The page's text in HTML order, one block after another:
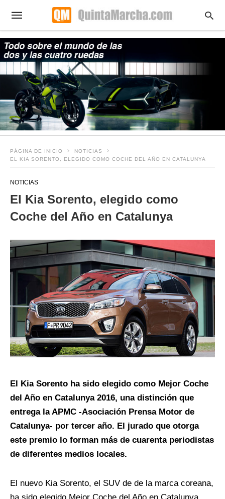
PÁGINA DE INICIO
NOTICIAS
EL KIA SORENTO, ELEGIDO COMO COCHE DEL AÑO EN CATALUNYA
NOTICIAS
El Kia Sorento, elegido como
Coche del Año en Catalunya
El Kia Sorento ha sido elegido como Mejor Coche
del Año en Catalunya 2016, una distinción que
entrega la APMC -Asociación Prensa Motor de
Catalunya- por tercer año. El jurado que otorga
este premio lo forman más de cuarenta periodistas
de diferentes medios locales.
El nuevo Kia Sorento, el SUV de de la marca coreana,